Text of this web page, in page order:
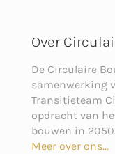
Over
De Circulaire
samenwerking
Transitieteam
opdracht van
bouwen in
Meer over ons...